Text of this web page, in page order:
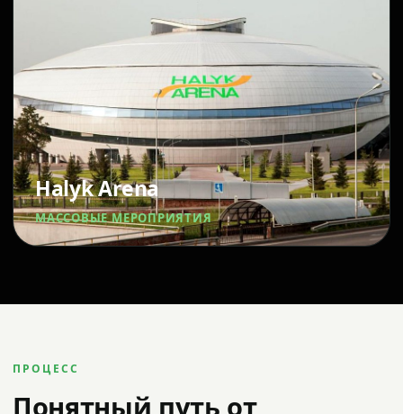
Halyk Arena
МАССОВЫЕ МЕРОПРИЯТИЯ
ПРОЦЕСС
Понятный путь от